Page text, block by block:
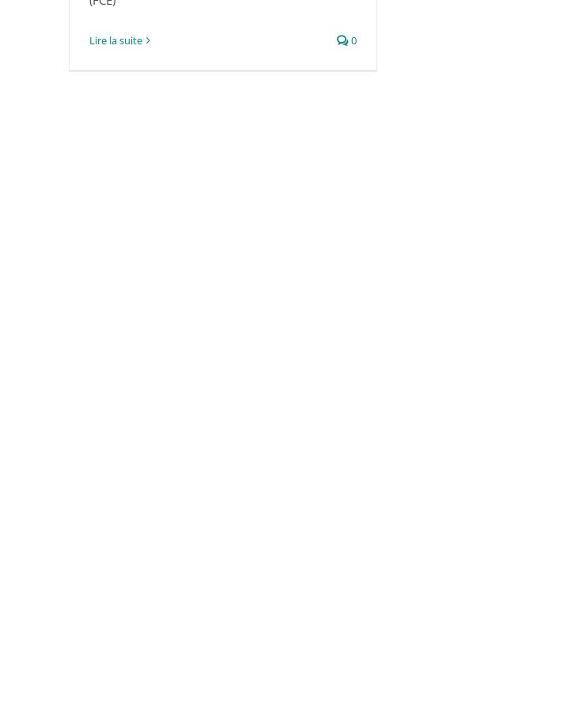
Lire la suite 0